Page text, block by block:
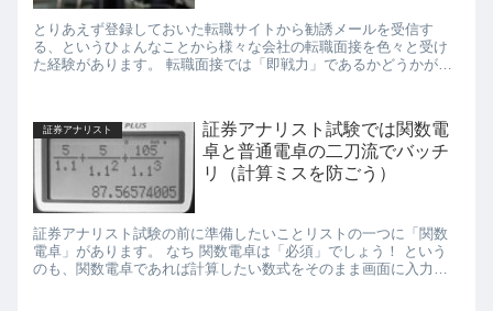
とりあえず登録しておいた転職サイトから勧誘メールを受信す
る、というひょんなことから様々な会社の転職面接を色々と受け
た経験があります。 転職面接では「即戦力」であるかどうかが見
証券アナリスト
証券アナリスト試験では関数電
卓と普通電卓の二刀流でバッチ
リ（計算ミスを防ごう）
証券アナリスト試験の前に準備したいことリストの一つに「関数
電卓」があります。 なち 関数電卓は「必須」でしょう！ という
のも、関数電卓であれば計算したい数式をそのまま画面に入力・